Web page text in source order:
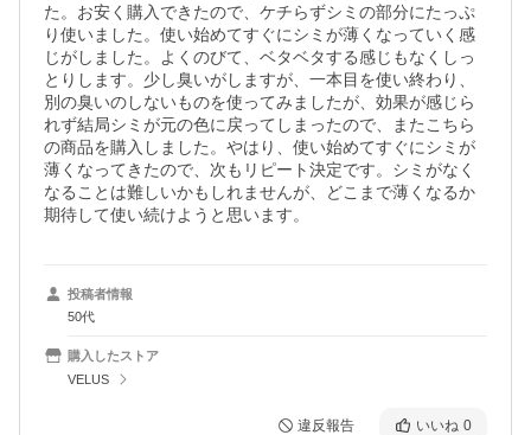
た。お安く購入できたので、ケチらずシミの部分にたっぷ
り使いました。使い始めてすぐにシミが薄くなっていく感
じがしました。よくのびて、ベタベタする感じもなくしっ
とりします。少し臭いがしますが、一本目を使い終わり、
別の臭いのしないものを使ってみましたが、効果が感じら
れず結局シミが元の色に戻ってしまったので、またこちら
の商品を購入しました。やはり、使い始めてすぐにシミが
薄くなってきたので、次もリピート決定です。シミがなく
なることは難しいかもしれませんが、どこまで薄くなるか
期待して使い続けようと思います。
投稿者情報
50代
購入したストア
VELUS
違反報告 いいね 0